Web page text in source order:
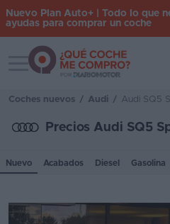
Iniciar
Coches
Renting
Nuevo Plan Auto+ | Todo lo que
ayudas para comprar un coche
Toggle navigation
Coches nuevos / Audi / Audi SQ5
Precios Audi SQ5
Nuevo Acabados Diesel Gasolina